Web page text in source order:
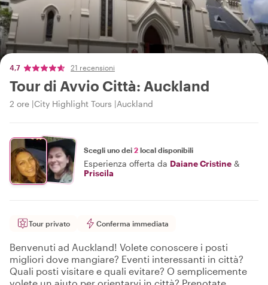
4,7 21 recensioni
Tour di Avvio Città: Auckland
2 ore City Highlight Tours Auckland
Scegli uno dei 2 local disponibili
Esperienza offerta da Daiane Cristine &
Priscila
Tour privato Conferma immediata
Benvenuti ad Auckland! Volete conoscere i posti
migliori dove mangiare? Eventi interessanti in città?
Quali posti visitare e quali evitare? O semplicemente